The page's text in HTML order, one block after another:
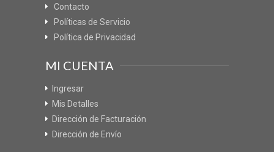
Contacto
Políticas de Servicio
Política de Privacidad
MI CUENTA
Ingresar
Mis Detalles
Dirección de Facturación
Dirección de Envío